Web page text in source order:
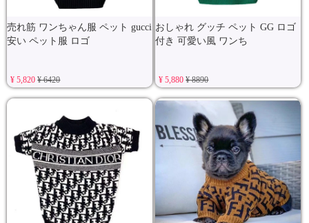
売れ筋 ワンちゃん服 ペット gucci
安い ペット服 ロゴ
¥ 5,820¥ 6420
おしゃれ グッチ ペット GG ロゴ
付き 可愛い風 ワンち
¥ 5,880¥ 8890